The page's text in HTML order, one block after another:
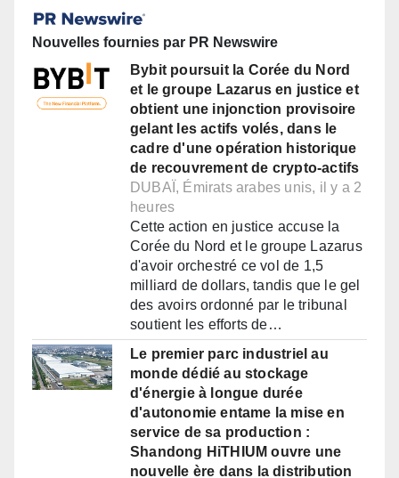
Nouvelles fournies par PR Newswire
Bybit poursuit la Corée du Nord
et le groupe Lazarus en justice et
obtient une injonction provisoire
gelant les actifs volés, dans le
cadre d'une opération historique
de recouvrement de crypto-actifs
DUBAÏ, Émirats arabes unis, il y a 2
heures
Cette action en justice accuse la
Corée du Nord et le groupe Lazarus
d'avoir orchestré ce vol de 1,5
milliard de dollars, tandis que le gel
des avoirs ordonné par le tribunal
soutient les efforts de…
Le premier parc industriel au
monde dédié au stockage
d'énergie à longue durée
d'autonomie entame la mise en
service de sa production :
Shandong HiTHIUM ouvre une
nouvelle ère dans la distribution